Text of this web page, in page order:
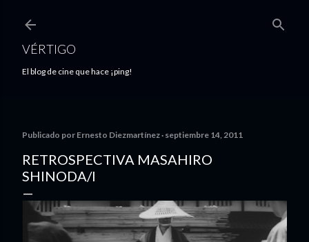
VÉRTIGO
El blog de cine que hace ¡ping!
Publicado por Ernesto Diezmartínez septiembre 14, 2011
RETROSPECTIVA MASAHIRO
SHINODA/I